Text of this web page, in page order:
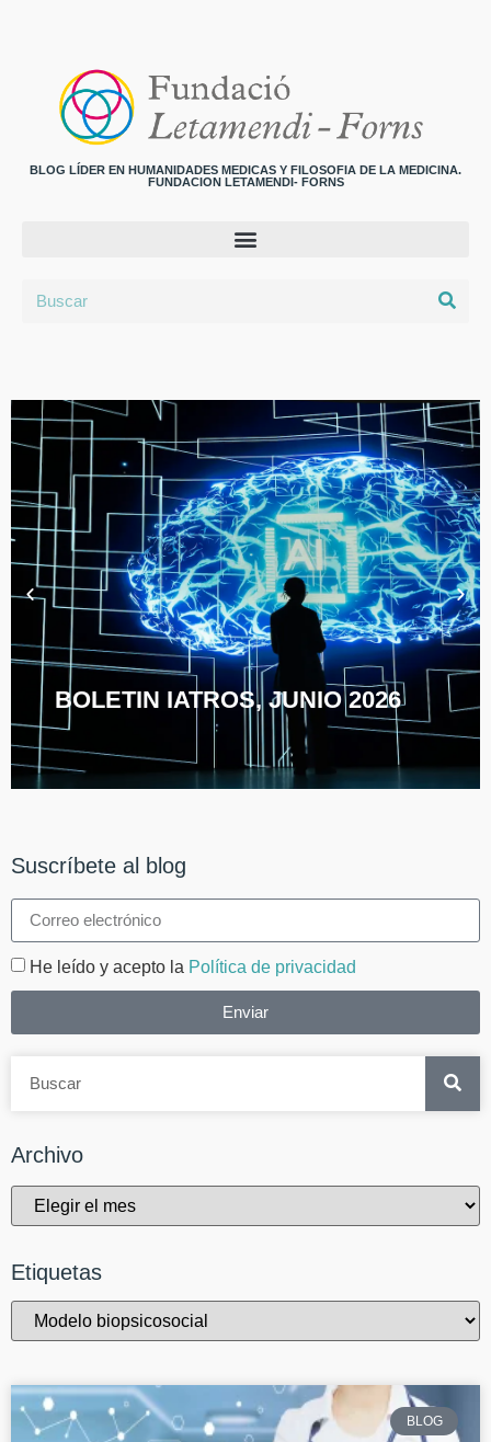
BLOG LÍDER EN HUMANIDADES MEDICAS Y FILOSOFIA DE LA MEDICINA.
FUNDACION LETAMENDI- FORNS
BOLETIN IATROS, JUNIO 2026
Suscríbete al blog
He leído y acepto la Política de privacidad
Enviar
Archivo
Etiquetas
BLOG